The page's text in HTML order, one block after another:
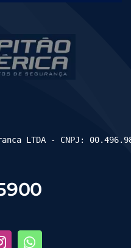
LTDA - CNPJ: